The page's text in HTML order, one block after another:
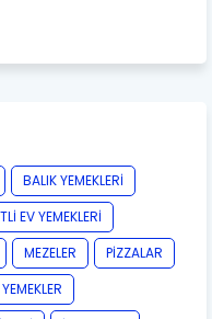
BALIK YEMEKLERİ
EV YEMEKLERİ
MEZELER
PİZZALAR